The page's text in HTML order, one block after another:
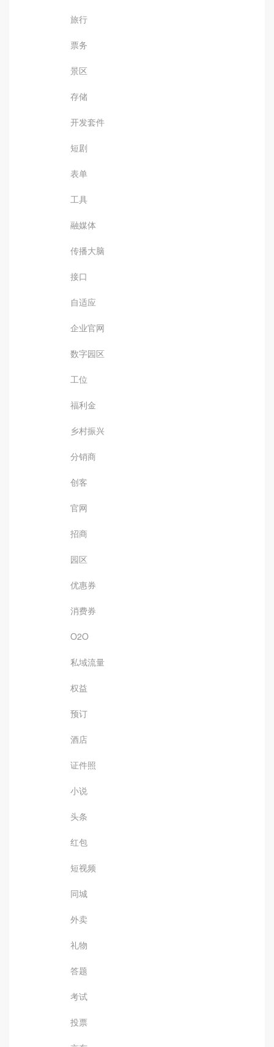
旅行
票务
景区
存储
开发套件
短剧
表单
工具
融媒体
传播大脑
接口
自适应
企业官网
数字园区
工位
福利金
乡村振兴
分销商
创客
官网
招商
园区
优惠券
消费券
O2O
私域流量
权益
预订
酒店
证件照
小说
头条
红包
短视频
同城
外卖
礼物
答题
考试
投票